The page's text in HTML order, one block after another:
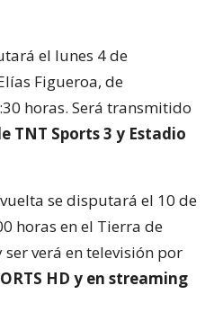
el lunes 4 de
Figueroa, de
horas. Será transmitido
TNT Sports 3 y Estadio
se disputará el 10 de
horas en el Tierra de
verá en televisión por
HD y en streaming